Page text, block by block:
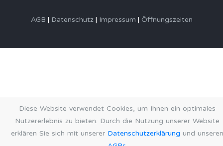
AGB Datenschutz Impressum Öffnungszeiten
Diese Website verwendet Cookies, um Ihnen ein optimales
Nutzererlebnis zu bieten. Durch die Nutzung unserer Website
erklären Sie sich mit unserer Datenschutzerklärung und unseren